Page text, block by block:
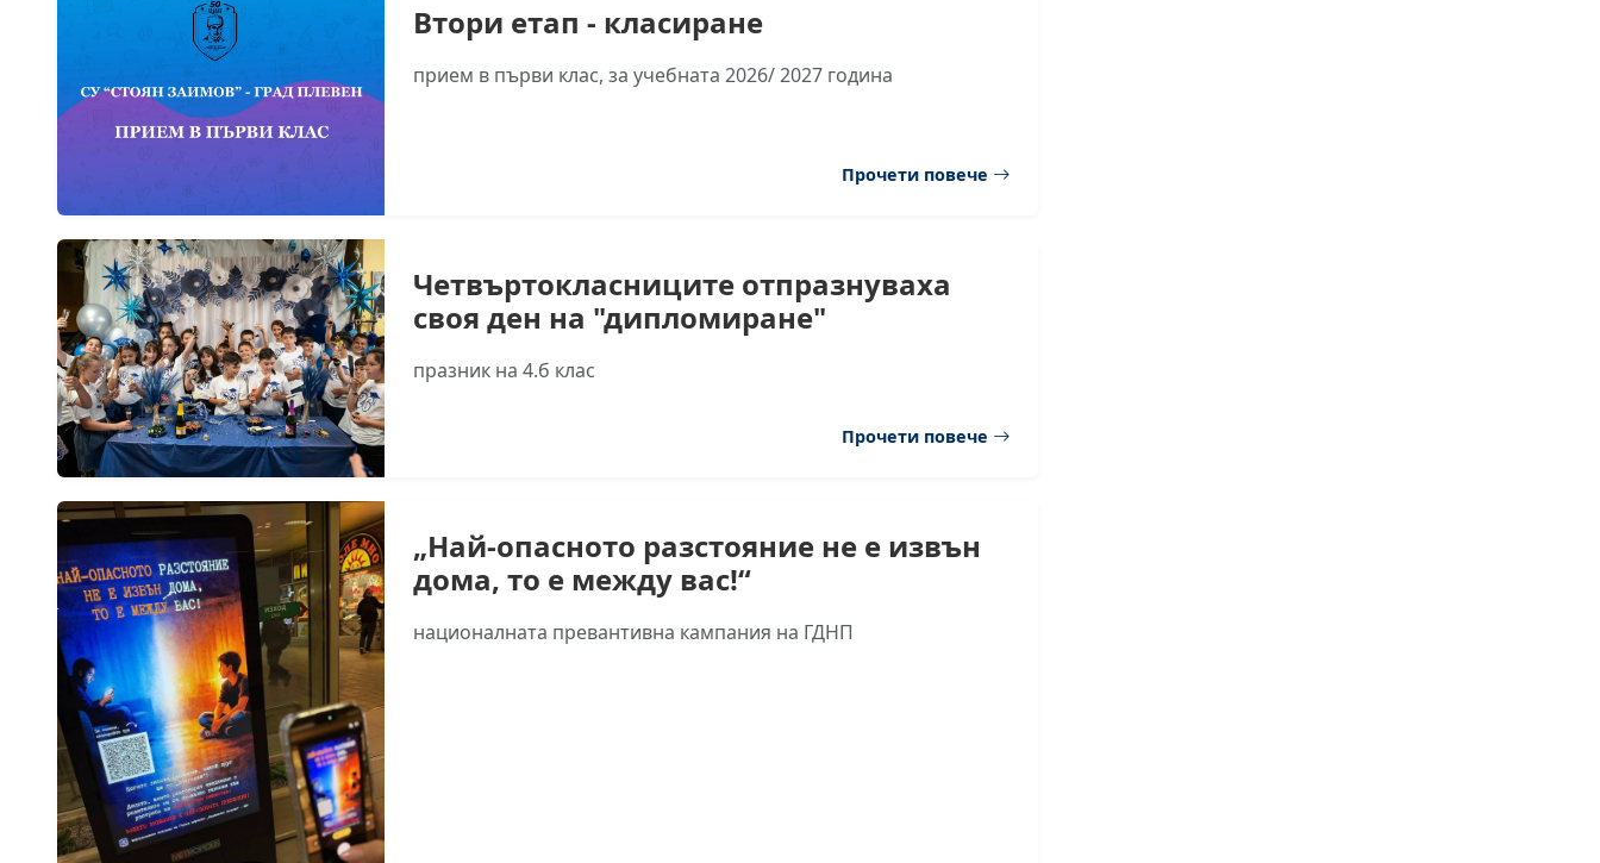
Втори етап - класиране
прием в първи клас, за учебната 2026/ 2027 година
Прочети повече
Четвъртокласниците отпразнуваха
своя ден на "дипломиране"
празник на 4.б клас
Прочети повече
„Най-опасното разстояние не е извън
дома, то е между вас!“
националната превантивна кампания на ГДНП